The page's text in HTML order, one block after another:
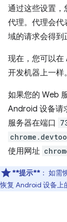
通过这些设置，
代理。代理会代
域的请求会得到
现在，您可以
开发机器上一样。
如果您的 Web
Android 设备请
服务器在端口
使用网址
**提示** ： 如需
恢复 Android 设备上